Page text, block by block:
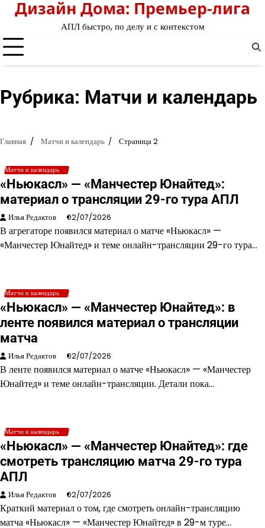
Перейти
содержимому
Дизайн Дома: Премьер-лига
АПЛ быстро, по делу и с контекстом
Рубрика: Матчи и календарь
Главная Матчи и календарь Страница 2
Матчи и календарь
«Ньюкасл» — «Манчестер Юнайтед»:
материал о трансляции 29-го тура АПЛ
Илья Редактов 02/07/2026
В агрегаторе появился материал о матче «Ньюкасл» —
«Манчестер Юнайтед» и теме онлайн-трансляции 29-го тура…
Матчи и календарь
«Ньюкасл» — «Манчестер Юнайтед»: в
ленте появился материал о трансляции
матча
Илья Редактов 02/07/2026
В ленте появился материал о матче «Ньюкасл» — «Манчестер
Юнайтед» и теме онлайн-трансляции. Детали пока…
Матчи и календарь
«Ньюкасл» — «Манчестер Юнайтед»: где
смотреть трансляцию матча 29-го тура
АПЛ
Илья Редактов 02/07/2026
Краткий материал о том, где смотреть онлайн-трансляцию
матча «Ньюкасл» — «Манчестер Юнайтед» в 29-м туре…